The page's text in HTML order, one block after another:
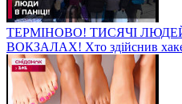
ТЕРМІНОВО! ТИСЯЧІ
ВОКЗАЛАХ! Хто здійснив